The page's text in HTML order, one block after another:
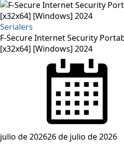
Serialers
F-Secure Internet Security
[x32x64] [Windows] 2024
julio de 202626 de julio de 2026